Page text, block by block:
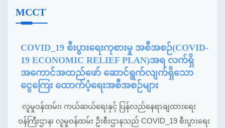
MCCT
COVID_19 စီးပွားရေးကုစားမှု အစီအစဉ်(COVID-
19 ECONOMIC RELIEF PLAN)အရ လက်ရှိ
အကောင်အထည်ဖော် ဆောင်ရွက်လျက်ရှိသော
ငွေကြေး ထောက်ပံ့ရေးအစီအစဉ်များ
လူမှုဝန်ထမ်း၊ ကယ်ဆယ်ရေးနှင့် ပြန်လည်နေရာချထားရေး
ဝန်ကြီးဌာန၊ လူမှုဝန်ထမ်း ဦးစီးဌာနသည် COVID_19 စီးပွားရေး